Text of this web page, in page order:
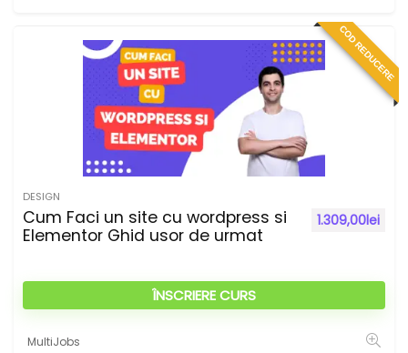
COD REDUCERE
DESIGN
Cum Faci un site cu wordpress si
Elementor Ghid usor de urmat
1.309,00lei
ÎNSCRIERE CURS
MultiJobs